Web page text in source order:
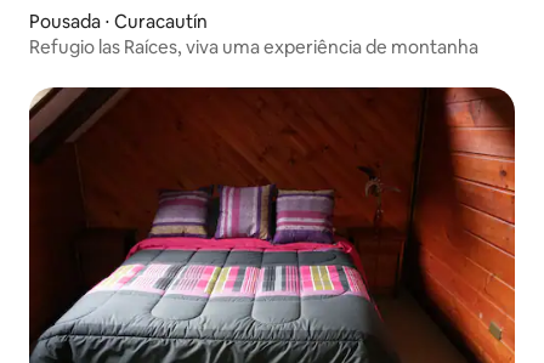
Pousada ⋅ Curacautín
Refugio las Raíces, viva uma experiência de montanha